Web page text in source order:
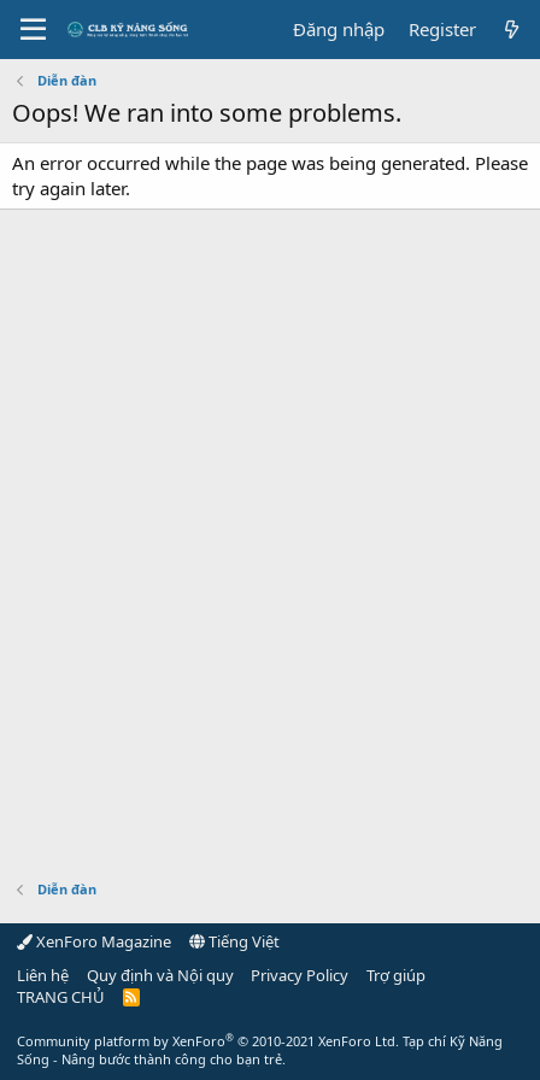
Đăng nhập Register
Diễn đàn
Oops! We ran into some problems.
An error occurred while the page was being generated. Please
try again later.
Diễn đàn
XenForo Magazine
Tiếng Việt
Liên hệ
Quy định và Nội quy Privacy Policy
Trợ giúp
TRANG CHỦ
R
Community platform by XenForo® © 2010-2021 XenForo Ltd. Tạp chí Kỹ Năng
Sống - Nâng bước thành công cho bạn trẻ.